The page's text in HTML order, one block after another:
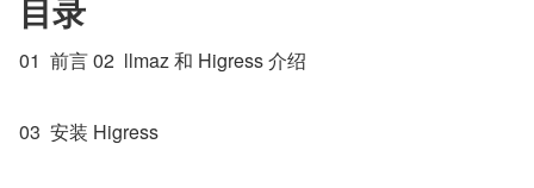
目录
01  前言 02  llmaz 和 Higress 介绍
03  安装 Higress